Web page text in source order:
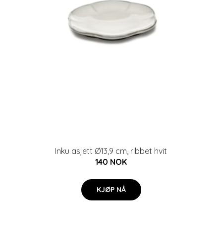
Inku asjett Ø13,9 cm, ribbet hvit
140 NOK
KJØP NÅ